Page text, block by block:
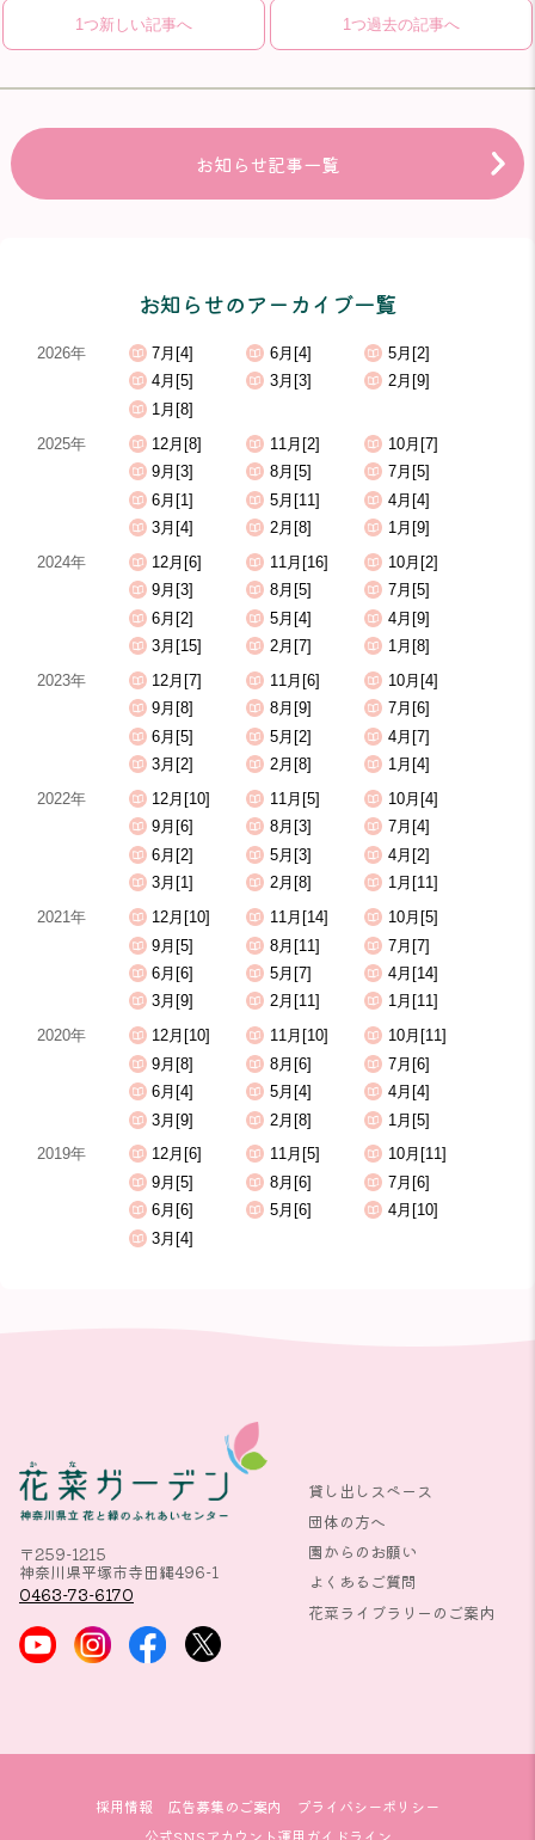
1つ新しい記事へ 1つ過去の記事へ
お知らせ記事一覧
お知らせのアーカイブ一覧
2026年 7月[4] 6月[4]
5月[2]
4月[5]
3月[3]
2月[9]
1月[8]
2025年
12月[8] 11月[2]
10月[7]
9月[3]
8月[5]
7月[5]
6月[1]
5月[11]
4月[4]
3月[4]
2月[8]
1月[9]
2024年
12月[6] 11月[16]
10月[2]
9月[3]
8月[5]
7月[5]
6月[2]
5月[4]
4月[9]
3月[15]
2月[7]
1月[8]
2023年
12月[7] 11月[6]
10月[4]
9月[8]
8月[9]
7月[6]
6月[5]
5月[2]
4月[7]
3月[2]
2月[8]
1月[4]
2022年
12月[10] 11月[5]
10月[4]
9月[6]
8月[3]
7月[4]
6月[2]
5月[3]
4月[2]
3月[1]
2月[8]
1月[11]
2021年
12月[10] 11月[14]
10月[5]
9月[5]
8月[11]
7月[7]
6月[6]
5月[7]
4月[14]
3月[9]
2月[11]
1月[11]
2020年
12月[10] 11月[10]
10月[11]
9月[8]
8月[6]
7月[6]
6月[4]
5月[4]
4月[4]
3月[9]
2月[8]
1月[5]
2019年
12月[6] 11月[5]
10月[11]
9月[5]
8月[6]
7月[6]
6月[6]
5月[6]
4月[10]
3月[4]
〒259-1215
神奈川県平塚市寺田縄496-1
0463-73-6170
貸し出しスペース
団体の方へ
園からのお願い
よくあるご質問
花菜ライブラリーのご案内
採用情報 広告募集のご案内
プライバシーポリシー